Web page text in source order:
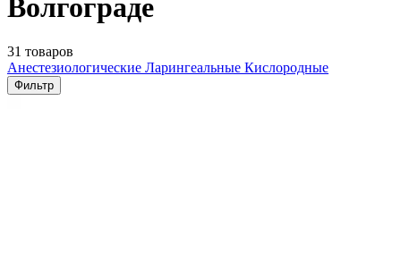
Волгограде
31 товаров
Анестезиологические Ларингеальные Кислородные
Фильтр